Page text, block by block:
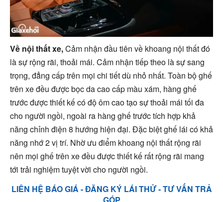
Về nội thất xe,Cảm nhận đầu tiên về khoang nội thất đó
là sự rộng rãi, thoải mái. Cảm nhận tiếp theo là sự sang
trọng, đẳng cấp trên mọi chi tiết dù nhỏ nhất. Toàn bộ ghế
trên xe đều được bọc da cao cấp màu xám, hàng ghế
trước được thiết kế có độ ôm cao tạo sự thoải mái tối đa
cho người ngồi, ngoài ra hàng ghế trước tích hợp khả
năng chỉnh điện 8 hướng hiện đại. Đặc biệt ghế lái có khả
năng nhớ 2 vị trí. Nhờ ưu điểm khoang nội thất rộng rãi
nên mọi ghế trên xe đều được thiết kế rất rộng rãi mang
tới trải nghiệm tuyệt vời cho người ngồi.
LIÊN HỆ BÁO GIÁ - ĐĂNG KÝ LÁI THỬ - TƯ VẤN TRẢ
GÓP